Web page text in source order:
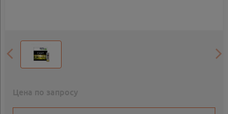
Цена по запросу